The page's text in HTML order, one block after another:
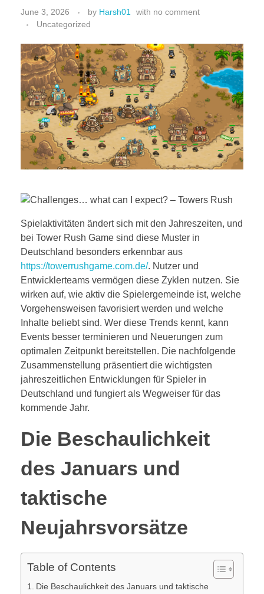
June 3, 2026 by Harsh01 with no comment
Uncategorized
Spielaktivitäten ändert sich mit den Jahreszeiten, und
bei Tower Rush Game sind diese Muster in
Deutschland besonders erkennbar aus
https://towerrushgame.com.de/. Nutzer und
Entwicklerteams vermögen diese Zyklen nutzen. Sie
wirken auf, wie aktiv die Spielergemeinde ist, welche
Vorgehensweisen favorisiert werden und welche
Inhalte beliebt sind. Wer diese Trends kennt, kann
Events besser terminieren und Neuerungen zum
optimalen Zeitpunkt bereitstellen. Die nachfolgende
Zusammenstellung präsentiert die wichtigsten
jahreszeitlichen Entwicklungen für Spieler in
Deutschland und fungiert als Wegweiser für das
kommende Jahr.
Die Beschaulichkeit
des Januars und
taktische
Neujahrsvorsätze
Table of Contents
Die Beschaulichkeit des Januars und taktische